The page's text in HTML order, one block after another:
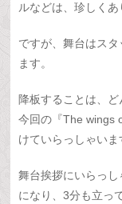
ルなどは、珍しくあ
ですが、舞台はス
ます。
降板することは、ど
今回の『The wings
けていらっしゃいま
舞台挨拶にいらっ
になり、3分も立っ